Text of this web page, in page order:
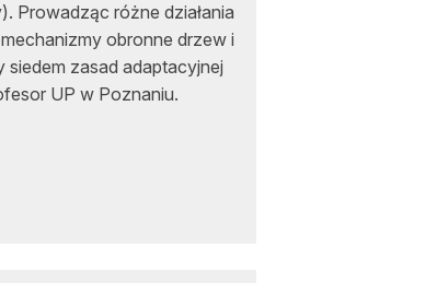
Prowadząc różne działania
obronne drzew i
zasad adaptacyjnej
UP w Poznaniu.